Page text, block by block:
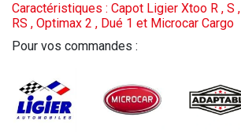
Caractéristiques : Capot Ligier Xtoo R , S ,
RS , Optimax 2 , Dué 1 et Microcar Cargo
Pour vos commandes :